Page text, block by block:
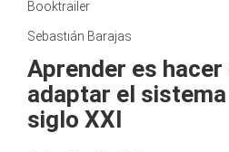
Booktrailer
Sebastián Barajas
Aprender es hacer
adaptar el
siglo XXI